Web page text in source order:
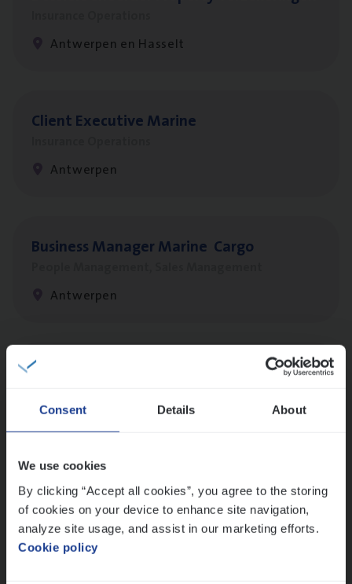
Consent Details About
We use cookies
By clicking “Accept all cookies”, you agree to the storing
of cookies on your device to enhance site navigation,
analyze site usage, and assist in our marketing efforts.
Cookie policy
Antwerpen en Hasselt
Client Exe­cu­ti­ve Marine
Antwerpen
Busi­ness Mana­ger Mari­ne Cargo
Antwerpen
Cor­po­ra­te Insu­ran­ce Bro­ker Property
Antwerpen
Cus­to­mer Care Expert
Hospitalisatieverzekeringen
Customer Services